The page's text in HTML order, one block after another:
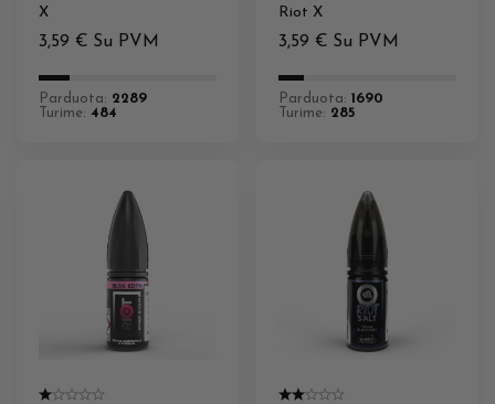
X
3,59 € Su PVM
Parduota: 2289
Turime: 484
Riot X
3,59 € Su PVM
Parduota: 1690
Turime: 285